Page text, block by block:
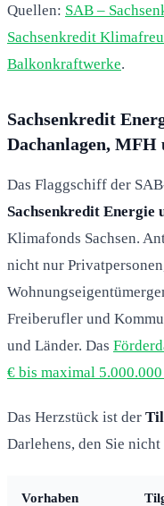
Quellen: SAB –
Sachsenkredit
Balkonkraftwerke.
Sachsenkredit
Dachanlagen, MFH
Das Flaggschiff der
Sachsenkredit Energie
Klimafonds Sachsen.
nicht nur
Freiberufler und
und Länder. Das
€ bis maximal
Das Herzstück ist der
Darlehens, den Sie
Vorhaben